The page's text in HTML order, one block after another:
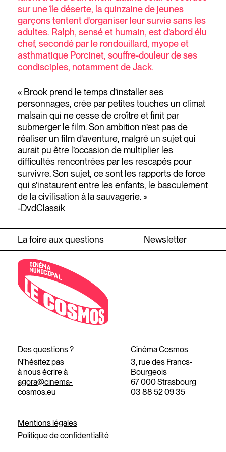
sur une île déserte, la quinzaine de jeunes
garçons tentent d’organiser leur survie sans les
adultes. Ralph, sensé et humain, est d’abord élu
chef, secondé par le rondouillard, myope et
asthmatique Porcinet, souffre-douleur de ses
condisciples, notamment de Jack.
« Brook prend le temps d’installer ses
personnages, crée par petites touches un climat
malsain qui ne cesse de croître et finit par
submerger le film. Son ambition n’est pas de
réaliser un film d’aventure, malgré un sujet qui
aurait pu être l’occasion de multiplier les
difficultés rencontrées par les rescapés pour
survivre. Son sujet, ce sont les rapports de force
qui s’instaurent entre les enfants, le basculement
de la civilisation à la sauvagerie. »
-DvdClassik
La foire aux questions Newsletter
Des questions ?
N’hésitez pas
à nous écrire à
agora@cinema-
cosmos.eu
Cinéma Cosmos
3, rue des Francs-
Bourgeois
67 000 Strasbourg
03 88 52 09 35
Mentions légales
Politique de confidentialité